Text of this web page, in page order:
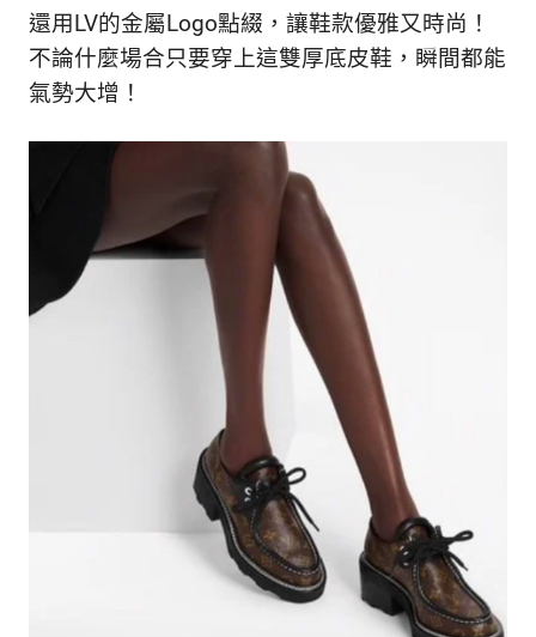
還用LV的金屬Logo點綴，讓鞋款優雅又時尚！
不論什麼場合只要穿上這雙厚底皮鞋，瞬間都能
氣勢大增！